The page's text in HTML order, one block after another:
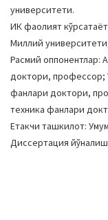
университети.
ИК фаолият
Миллий
Расмий оппонентлар:
доктори, профессор;
фанлари доктори,
техника фанлари
Етакчи ташкилот:
Диссертация